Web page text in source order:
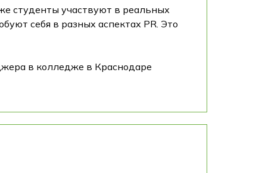
студенты участвуют в реальных
себя в разных аспектах PR. Это
в колледже в Краснодаре